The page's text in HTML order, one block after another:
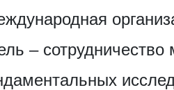
– сотрудничество